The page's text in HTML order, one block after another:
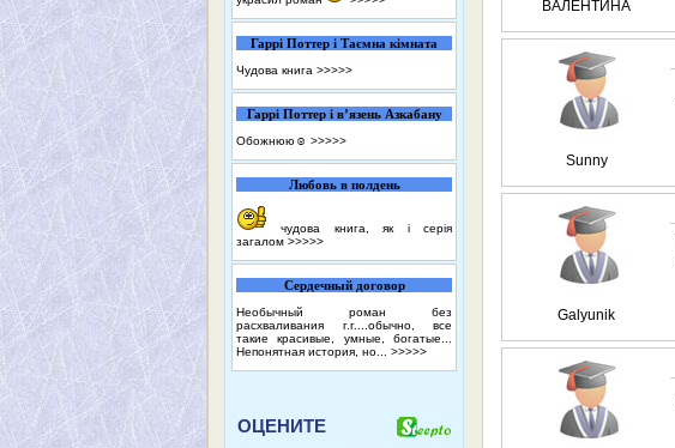
Гаррі Поттер і Таємна кімната
Чудова книга >>>>>
Гаррі Поттер і в’язень Азкабану
Обожнюю☺️ >>>>>
Любовь в полдень
чудова книга, як і серія
загалом >>>>>
Сердечный договор
Необычный роман без
расхваливания г.г....обычно, все
такие красивые, умные, богатые...
Непонятная история, но... >>>>>
ОЦЕНИТЕ
ВАЛЕНТИНА
Sunny
Galyunik